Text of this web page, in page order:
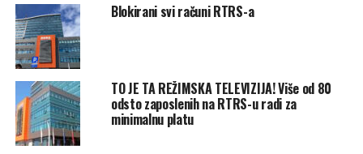
Blokirani svi računi RTRS-a
TO JE TA REŽIMSKA TELEVIZIJA! Više od 80
odsto zaposlenih na RTRS-u radi za
minimalnu platu